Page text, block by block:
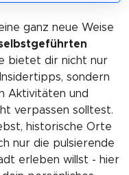
ganz neue Weise
bietet dir nicht nur
sondern
Aktivitäten und
verpassen solltest.
historische Orte
nur die pulsierende
erleben willst - hier